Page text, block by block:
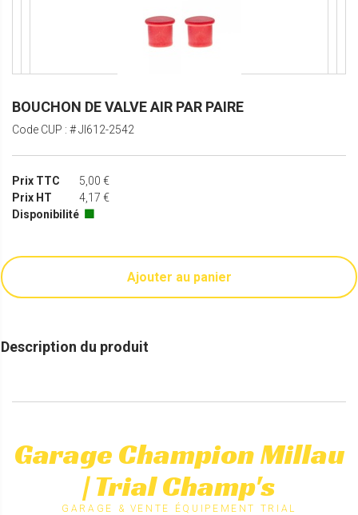
BOUCHON DE VALVE AIR PAR PAIRE
Code CUP : # JI612-2542
Prix TTC
5,00 €
Prix HT
4,17 €
Disponibilité
Ajouter au panier
Description du produit
Garage Champion Millau
| Trial Champ's
GARAGE & VENTE ÉQUIPEMENT TRIAL